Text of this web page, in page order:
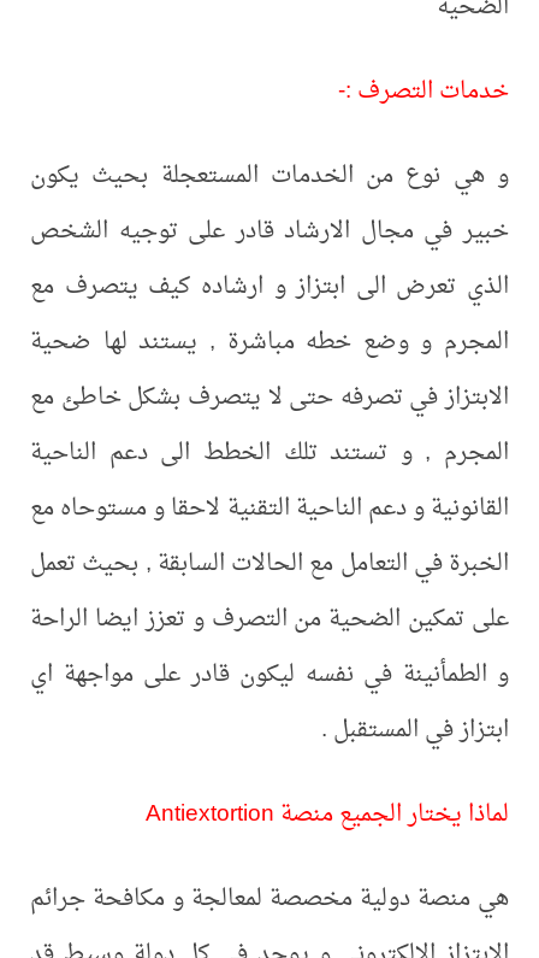
خدمات التصرف :-
و هي نوع من الخدمات المستعجلة بحيث يكون
خبير في مجال الارشاد قادر على توجيه الشخص
الذي تعرض الى ابتزاز و ارشاده كيف يتصرف مع
المجرم و وضع خطه مباشرة , يستند لها ضحية
الابتزاز في تصرفه حتى لا يتصرف بشكل خاطئ مع
المجرم , و تستند تلك الخطط الى دعم الناحية
القانونية و دعم الناحية التقنية لاحقا و مستوحاه مع
الخبرة في التعامل مع الحالات السابقة , بحيث تعمل
على تمكين الضحية من التصرف و تعزز ايضا الراحة
و الطمأنينة في نفسه ليكون قادر على مواجهة اي
ابتزاز في المستقبل .
لماذا يختار الجميع منصة Antiextortion
هي منصة دولية مخصصة لمعالجة و مكافحة جرائم